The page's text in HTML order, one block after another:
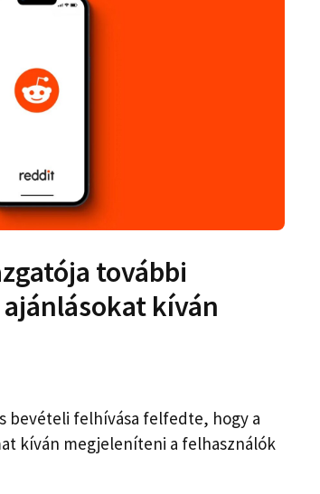
további
kíván
bevételi felhívása felfedte, hogy a
kíván megjeleníteni a felhasználók